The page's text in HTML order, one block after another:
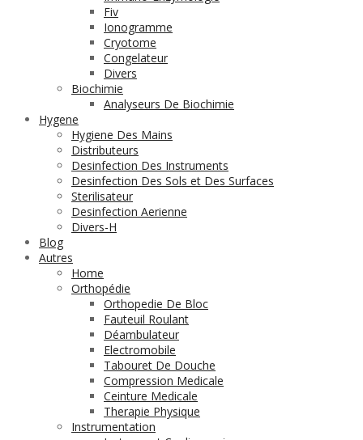
Fiv
Ionogramme
Cryotome
Congelateur
Divers
Biochimie
Analyseurs De Biochimie
Hygene
Hygiene Des Mains
Distributeurs
Desinfection Des Instruments
Desinfection Des Sols et Des Surfaces
Sterilisateur
Desinfection Aerienne
Divers-H
Blog
Autres
Home
Orthopédie
Orthopedie De Bloc
Fauteuil Roulant
Déambulateur
Electromobile
Tabouret De Douche
Compression Medicale
Ceinture Medicale
Therapie Physique
Instrumentation